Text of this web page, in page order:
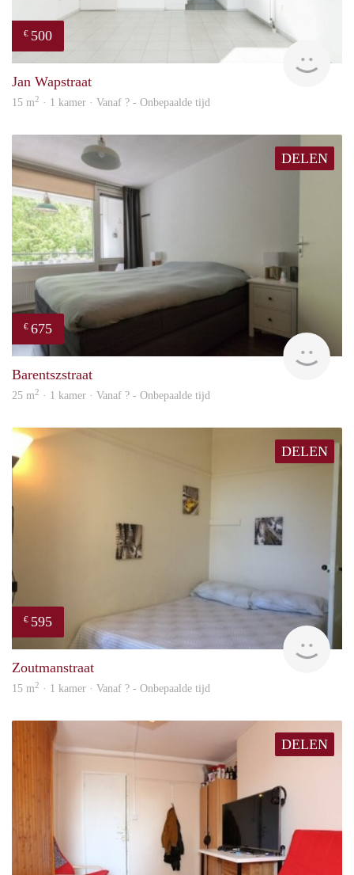
€ 500
Jan Wapstraat
15 m2 · 1 kamer · Vanaf ? - Onbepaalde tijd
DELEN
€ 675
Barentszstraat
25 m2 · 1 kamer · Vanaf ? - Onbepaalde tijd
DELEN
€ 595
Zoutmanstraat
15 m2 · 1 kamer · Vanaf ? - Onbepaalde tijd
DELEN